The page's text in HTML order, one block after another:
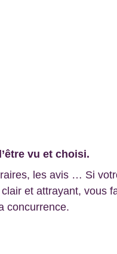
vu et choisi.
les avis … Si
et attrayant, vous
concurrence.